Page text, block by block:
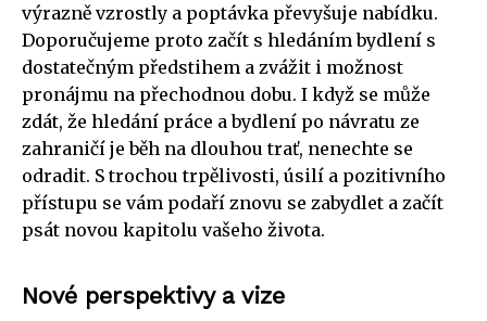
výrazně vzrostly a poptávka převyšuje nabídku.
Doporučujeme proto začít s hledáním bydlení s
dostatečným předstihem a zvážit i možnost
pronájmu na přechodnou dobu. I když se může
zdát, že hledání práce a bydlení po návratu ze
zahraničí je běh na dlouhou trať, nenechte se
odradit. S trochou trpělivosti, úsilí a pozitivního
přístupu se vám podaří znovu se zabydlet a začít
psát novou kapitolu vašeho života.
Nové perspektivy a vize